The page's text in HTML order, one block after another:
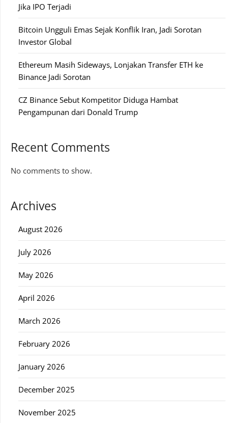
Jika IPO Terjadi
Bitcoin Ungguli Emas Sejak Konflik Iran, Jadi Sorotan
Investor Global
Ethereum Masih Sideways, Lonjakan Transfer ETH ke
Binance Jadi Sorotan
CZ Binance Sebut Kompetitor Diduga Hambat
Pengampunan dari Donald Trump
Recent Comments
No comments to show.
Archives
August 2026
July 2026
May 2026
April 2026
March 2026
February 2026
January 2026
December 2025
November 2025